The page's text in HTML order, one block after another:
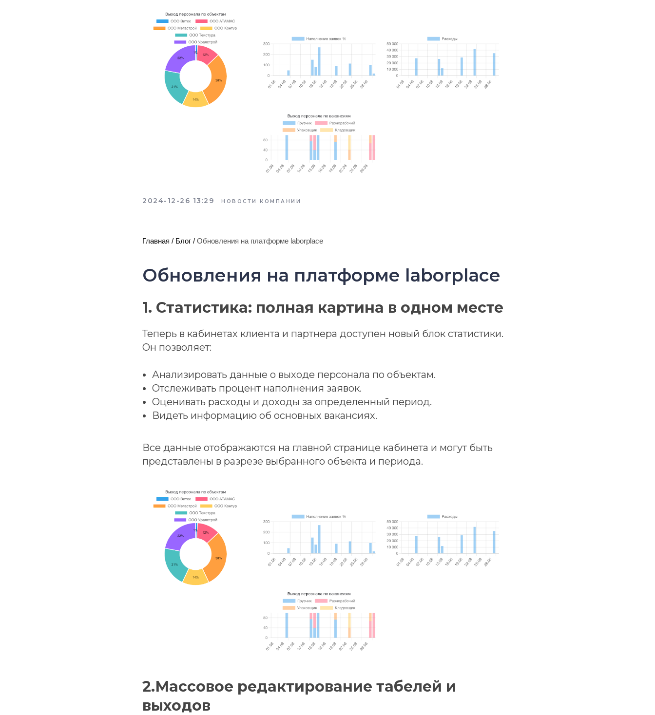
2024-12-26 13:29 НОВОСТИ КОМПАНИИ
Главная / Блог / Обновления на платформе laborplace
Обновления на платформе laborplace
1. Статистика: полная картина в одном месте
Теперь в кабинетах клиента и партнера доступен новый блок статистики.
Он позволяет:
Анализировать данные о выходе персонала по объектам.
Отслеживать процент наполнения заявок.
Оценивать расходы и доходы за определенный период.
Видеть информацию об основных вакансиях.
Все данные отображаются на главной странице кабинета и могут быть
представлены в разрезе выбранного объекта и периода.
2.Массовое редактирование табелей и
выходов